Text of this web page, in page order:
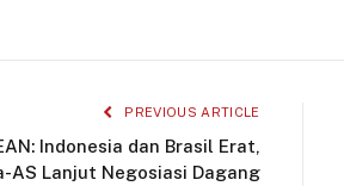
PREVIOUS ARTICLE
Indonesia dan Brasil Erat,
AS Lanjut Negosiasi Dagang